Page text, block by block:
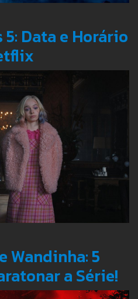
Data e Horário
Wandinha: 5
a Série!